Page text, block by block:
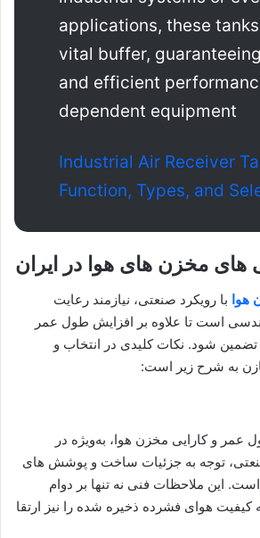
applications, these
vital buffer,
and efficient
dependent equipment
Industrial Air Receiver
Function, Types, and
های مخزن های هوا در ایران
با رویکرد صنعتی، نیازمند رعایت
است تا علاوه بر افزایش طول عمر
تضمین شود. نکات کلیدی در انتخاب و
به شرح زیر است:
عمر و کارایی مخزن هوا، به‌ویژه در
توجه به جزئیات ساخت و پوشش‌ های
این ملاحظات فنی نه تنها بر دوام
کیفیت هوای فشرده ذخیره‌ شده را نیز ارتقا